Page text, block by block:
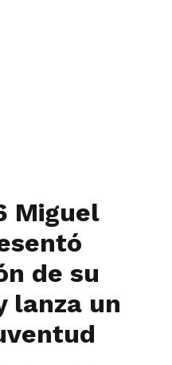
Miguel
de su
lanza un